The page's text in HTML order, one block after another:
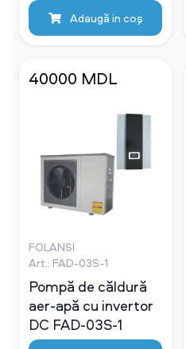
Adaugă in coş
40000 MDL
FOLANSI
Art.: FAD-03S-1
Pompă de căldură
aer-apă cu invertor
DC FAD-03S-1